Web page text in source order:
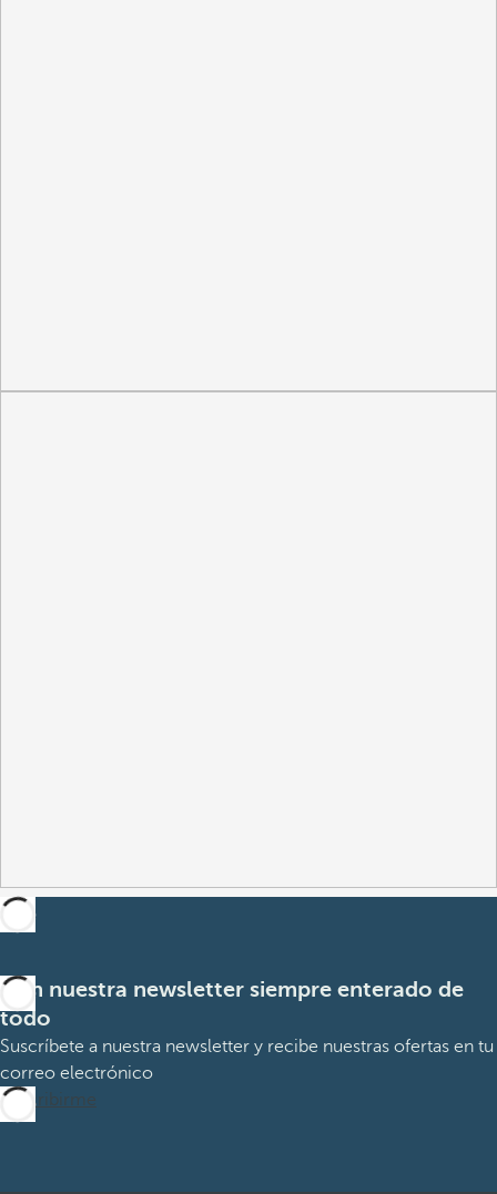
Con nuestra newsletter siempre enterado de
todo
Suscríbete a nuestra newsletter y recibe nuestras ofertas en tu
correo electrónico
Suscribirme